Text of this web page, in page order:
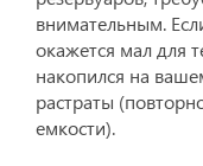
внимательным.
окажется мал для
накопился на
растраты
емкости).